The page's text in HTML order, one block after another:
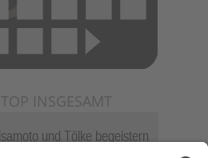
TOP INSGESAMT
und Tölke begeistern